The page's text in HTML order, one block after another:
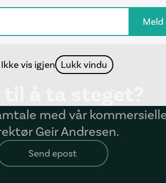
Ikke vis igjen Lukk vindu
med vår
Geir Andresen.
Send epost